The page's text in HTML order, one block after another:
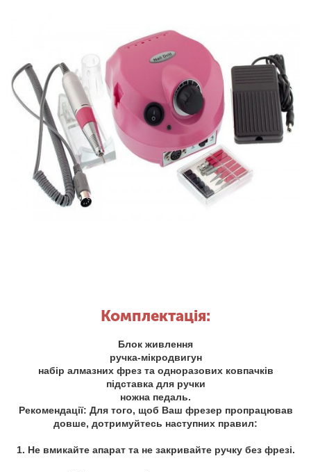
Комплектація:
Блок живлення
ручка-мікродвигун
набір алмазних фрез та одноразових ковпачків
підставка для ручки
ножна педаль.
Рекомендації: Для того, щоб Ваш фрезер пропрацював
довше, дотримуйтесь наступних правил:
1. Не вмикайте апарат та не закривайте ручку без фрезі.